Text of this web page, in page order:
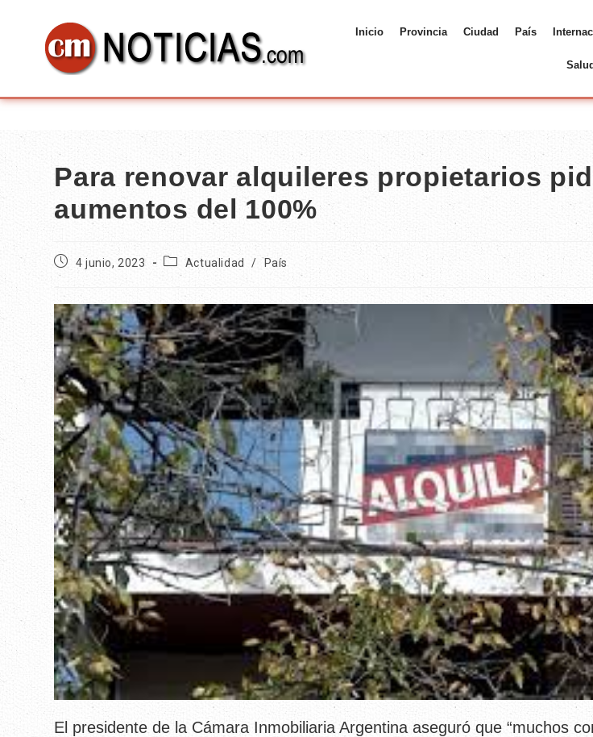
Inicio Provincia Ciudad País
Salud
Para renovar alquileres propietarios
aumentos del 100%
4 junio, 2023 Actualidad / País
El presidente de la Cámara Inmobiliaria Argentina aseguró que “muchos